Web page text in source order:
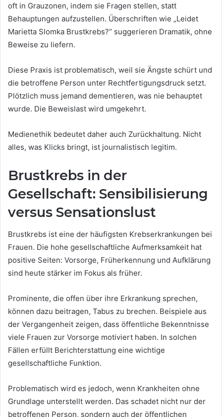
oft in Grauzonen, indem sie Fragen stellen, statt
Behauptungen aufzustellen. Überschriften wie „Leidet
Marietta Slomka Brustkrebs?“ suggerieren Dramatik, ohne
Beweise zu liefern.
Diese Praxis ist problematisch, weil sie Ängste schürt und
die betroffene Person unter Rechtfertigungsdruck setzt.
Plötzlich muss jemand dementieren, was nie behauptet
wurde. Die Beweislast wird umgekehrt.
Medienethik bedeutet daher auch Zurückhaltung. Nicht
alles, was Klicks bringt, ist journalistisch legitim.
Brustkrebs in der
Gesellschaft: Sensibilisierung
versus Sensationslust
Brustkrebs ist eine der häufigsten Krebserkrankungen bei
Frauen. Die hohe gesellschaftliche Aufmerksamkeit hat
positive Seiten: Vorsorge, Früherkennung und Aufklärung
sind heute stärker im Fokus als früher.
Prominente, die offen über ihre Erkrankung sprechen,
können dazu beitragen, Tabus zu brechen. Beispiele aus
der Vergangenheit zeigen, dass öffentliche Bekenntnisse
viele Frauen zur Vorsorge motiviert haben. In solchen
Fällen erfüllt Berichterstattung eine wichtige
gesellschaftliche Funktion.
Problematisch wird es jedoch, wenn Krankheiten ohne
Grundlage unterstellt werden. Das schadet nicht nur der
betroffenen Person, sondern auch der öffentlichen